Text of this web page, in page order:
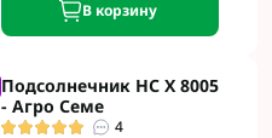
В корзину
Подсолнечник НС Х 8005
- Агро Семе
4